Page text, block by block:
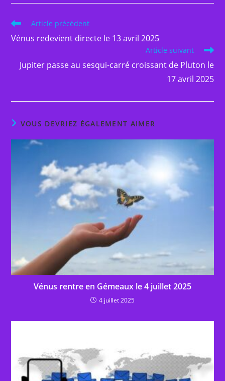
Read
more
articles
Article précédent
Vénus redevient directe le 13 avril 2025
Article suivant
Jupiter passe au sesqui-carré croissant de Pluton le
17 avril 2025
VOUS DEVRIEZ ÉGALEMENT AIMER
Vénus rentre en Gémeaux le 4 juillet 2025
4 juillet 2025